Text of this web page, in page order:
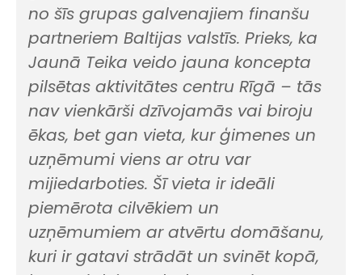
no šīs grupas galvenajiem finanšu
partneriem Baltijas valstīs. Prieks, ka
Jaunā Teika veido jauna koncepta
pilsētas aktivitātes centru Rīgā – tās
nav vienkārši dzīvojamās vai biroju
ēkas, bet gan vieta, kur ģimenes un
uzņēmumi viens ar otru var
mijiedarboties. Šī vieta ir ideāli
piemērota cilvēkiem un
uzņēmumiem ar atvērtu domāšanu,
kuri ir gatavi strādāt un svinēt kopā,